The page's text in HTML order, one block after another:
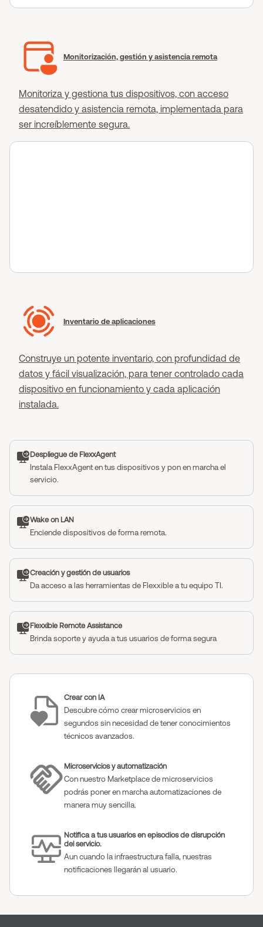
Monitorización, gestión y asistencia remota
Monitoriza y gestiona tus dispositivos, con acceso
desatendido y asistencia remota, implementada para
ser increíblemente segura.
Inventario de aplicaciones
Construye un potente inventario, con profundidad de
datos y fácil visualización, para tener controlado cada
dispositivo en funcionamiento y cada aplicación
instalada.
Despliegue de FlexxAgent
Instala FlexxAgent en tus dispositivos y pon en marcha el
servicio.
Wake on LAN
Enciende dispositivos de forma remota.
Creación y gestión de usuarios
Da acceso a las herramientas de Flexxible a tu equipo TI.
Flexxible Remote Assistance
Brinda soporte y ayuda a tus usuarios de forma segura
Crear con IA
Descubre cómo crear microservicios en
segundos sin necesidad de tener conocimientos
técnicos avanzados.
Microservicios y automatización
Con nuestro Marketplace de microservicios
podrás poner en marcha automatizaciones de
manera muy sencilla.
Notifica a tus usuarios en episodios de disrupción
del servicio.
Aun cuando la infraestructura falla, nuestras
notificaciones llegarán al usuario.